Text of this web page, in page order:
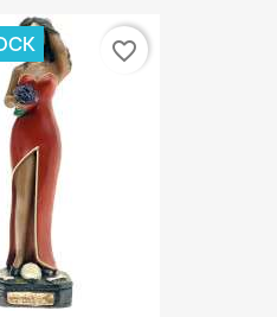
favorite_border